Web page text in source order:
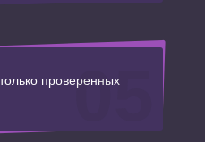
05
проверенных